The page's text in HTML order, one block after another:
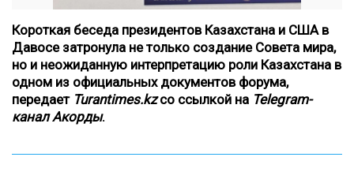
Короткая беседа президентов Казахстана и США в
Давосе затронула не только создание Совета мира,
но и неожиданную интерпретацию роли Казахстана в
одном из официальных документов форума,
передает Turantimes.kzсо ссылкой на Telegram-
канал Акорды.